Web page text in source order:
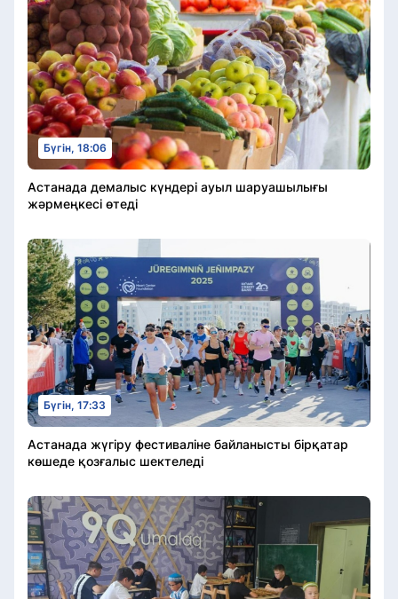
Бүгін, 18:06
Астанада демалыс күндері ауыл шаруашылығы
жәрмеңкесі өтеді
Бүгін, 17:33
Астанада жүгіру фестиваліне байланысты бірқатар
көшеде қозғалыс шектеледі